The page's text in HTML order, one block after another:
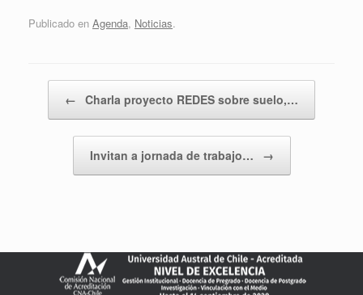
Publicado en Agenda, Noticias.
← Charla proyecto REDES sobre suelo,…
Invitan a jornada de trabajo… →